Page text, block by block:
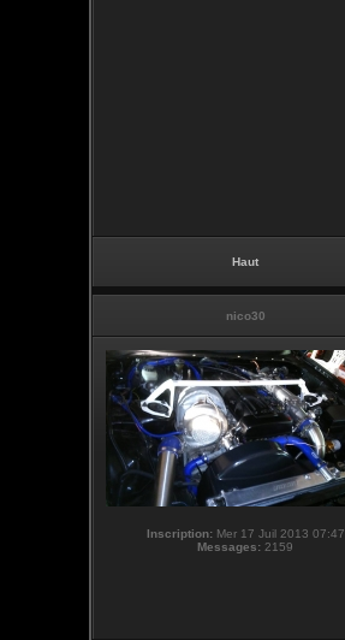
Haut
nico30
Inscription:Mer 17 Juil 2013 07:47
Messages: 2159